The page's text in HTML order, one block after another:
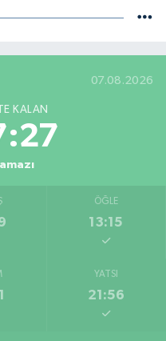
07.08.2026
KALAN
ÖĞLE
13:15
YATSI
21:56